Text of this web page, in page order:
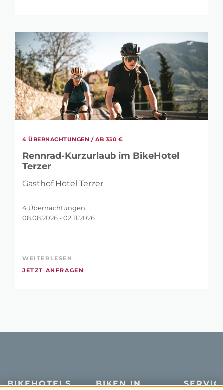
4 ÜBERNACHTUNGEN / AB 330 €
Rennrad-Kurzurlaub im BikeHotel
Terzer
Gasthof Hotel Terzer
4 Übernachtungen
08.08.2026 - 02.11.2026
WEITERLESEN
JETZT ANFRAGEN
BIKEHOTELS
BIKEN IN